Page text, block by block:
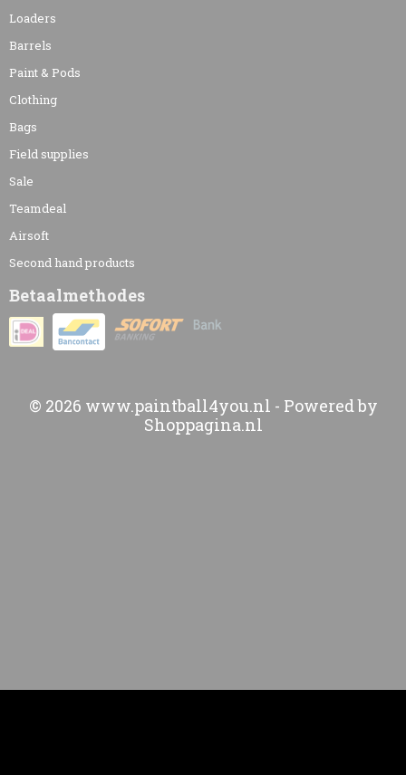
Loaders
Barrels
Paint & Pods
Clothing
Bags
Field supplies
Sale
Teamdeal
Airsoft
Second hand products
Betaalmethodes
© 2026 www.paintball4you.nl - Powered by
Shoppagina.nl